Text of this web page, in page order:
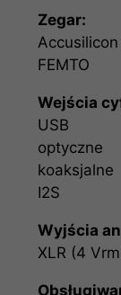
Zegar:
FEMTO
Wejścia
USB
optyczne
koaksjalne
I2S
Wyjścia
XLR (4